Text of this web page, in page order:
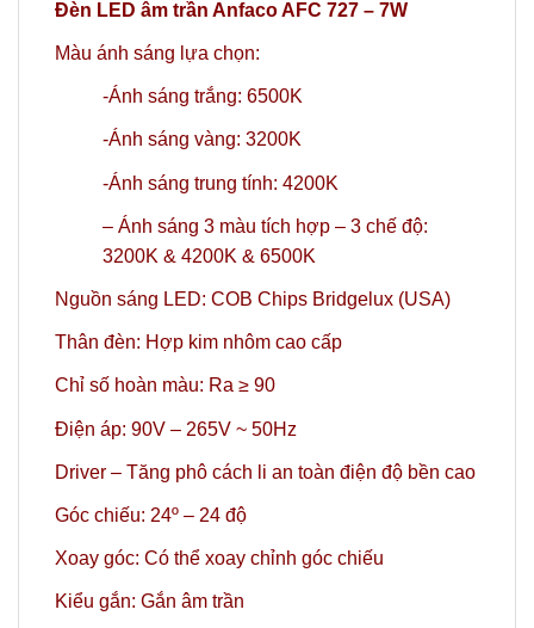
Đèn LED âm trần Anfaco AFC 727 – 7W
Màu ánh sáng lựa chọn:
-Ánh sáng trắng: 6500K
-Ánh sáng vàng: 3200K
-Ánh sáng trung tính: 4200K
– Ánh sáng 3 màu tích hợp – 3 chế độ:
3200K & 4200K & 6500K
Nguồn sáng LED: COB Chips Bridgelux (USA)
Thân đèn: Hợp kim nhôm cao cấp
Chỉ số hoàn màu: Ra ≥ 90
Điện áp: 90V – 265V ~ 50Hz
Driver – Tăng phô cách li an toàn điện độ bền cao
Góc chiếu: 24º – 24 độ
Xoay góc: Có thể xoay chỉnh góc chiếu
Kiểu gắn: Gắn âm trần